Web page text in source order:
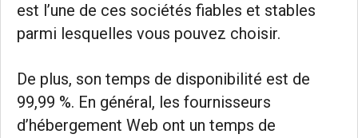
est l’une de ces sociétés fiables et stables
parmi lesquelles vous pouvez choisir.
De plus, son temps de disponibilité est de
99,99 %. En général, les fournisseurs
d’hébergement Web ont un temps de